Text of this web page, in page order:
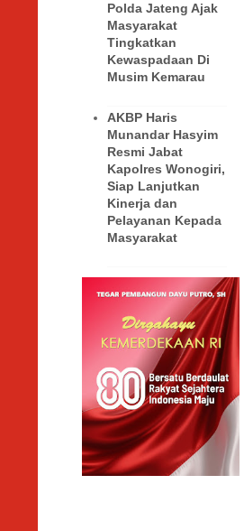
Polda Jateng Ajak
Masyarakat
Tingkatkan
Kewaspadaan Di
Musim Kemarau
AKBP Haris
Munandar Hasyim
Resmi Jabat
Kapolres Wonogiri,
Siap Lanjutkan
Kinerja dan
Pelayanan Kepada
Masyarakat